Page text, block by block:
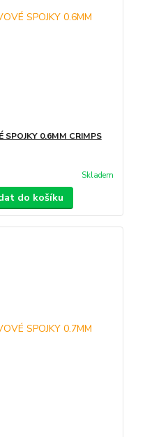
0.6MM CRIMPS
Skladem
do košíku